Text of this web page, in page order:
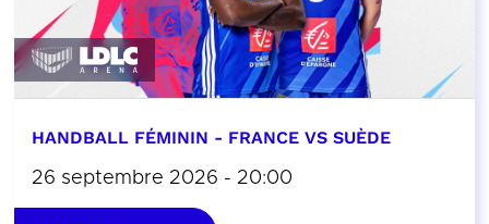
HANDBALL FÉMININ - FRANCE VS SUÈDE
26 septembre 2026 - 20:00